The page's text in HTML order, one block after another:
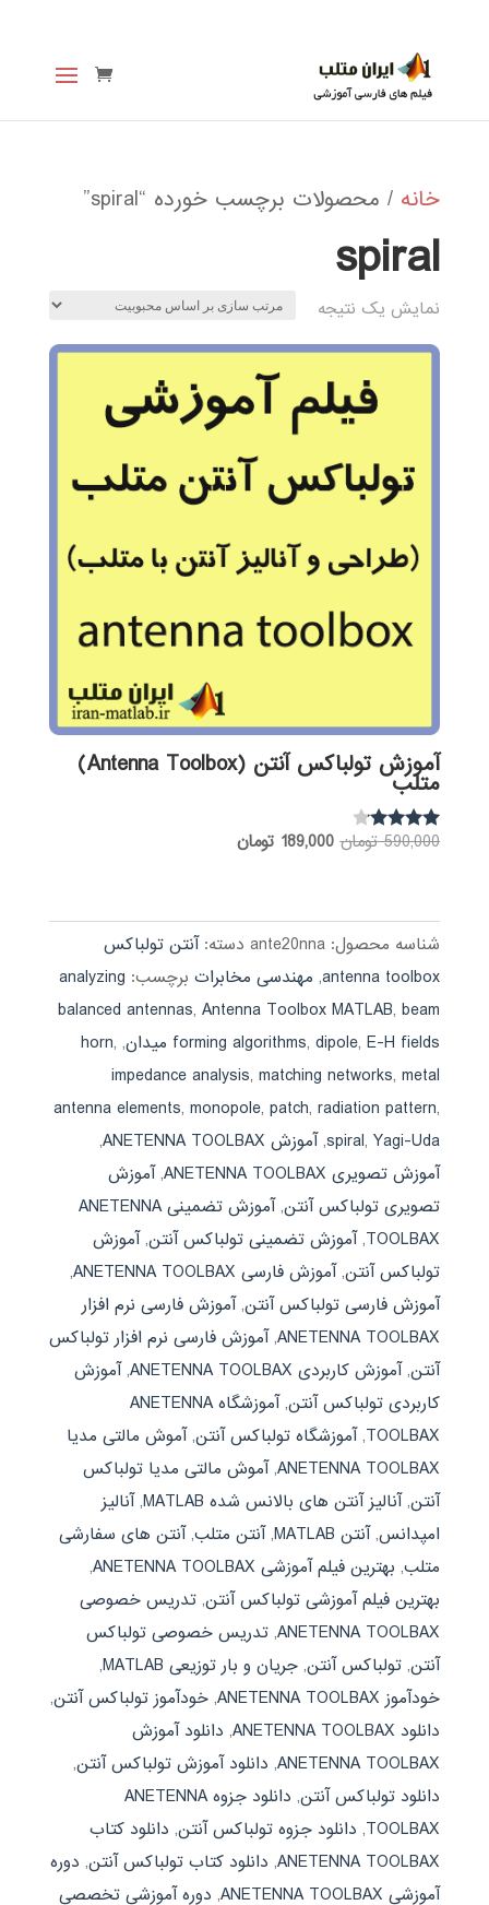
خانه / محصولات برچسب خورده “spiral”
spiral
نمایش یک نتیجه
آموزش تولباکس آنتن (Antenna Toolbox)
متلب
نمره
590,000 تومان قیمت
بود.
189,000 تومانقیمت
شناسه محصول: ante20nna دسته:آنتن تولباکس
antenna toolbox
, مهندسی مخابرات برچسب: analyzing
balanced antennas,Antenna Toolbox MATLAB,beam
forming algorithms,dipole,E-H fields میدان ,
horn,
impedance analysis,matching networks,metal
antenna elements,monopole,patch,radiation pattern,
spiral,Yagi-Uda
,آموزش ANETENNA TOOLBAX
,
آموزش تصویری ANETENNA TOOLBAX
,آموزش
تصویری تولباکس آنتن,
آموزش تضمینی ANETENNA
TOOLBAX
,آموزش تضمینی تولباکس آنتن,آموزش
تولباکس آنتن,آموزش فارسی ANETENNA TOOLBAX
,
آموزش فارسی تولباکس آنتن,آموزش فارسی نرم افزار
ANETENNA TOOLBAX
,آموزش فارسی نرم افزار تولباکس
آنتن,آموزش کاربردی ANETENNA TOOLBAX ,آموزش
کاربردی تولباکس آنتن,
آموزشگاه ANETENNA
TOOLBAX
,آموزشگاه تولباکس آنتن,آموش مالتی مدیا
ANETENNA TOOLBAX
,آموش مالتی مدیا تولباکس
آنتن,آنالیز آنتن های بالانس شده MATLAB ,آنالیز
امپدانس,آنتن MATLAB ,آنتن متلب,آنتن های سفارشی
متلب, بهترین فیلم آموزشی ANETENNA TOOLBAX
,
بهترین فیلم آموزشی تولباکس آنتن, تدریس خصوصی
ANETENNA TOOLBAX
, تدریس خصوصی تولباکس
آنتن, تولباکس آنتن, جریان و بار توزیعی MATLAB
,
خودآموز ANETENNA TOOLBAX
, خودآموز تولباکس آنتن,
دانلود ANETENNA TOOLBAX
, دانلود آموزش
ANETENNA TOOLBAX
, دانلود آموزش تولباکس آنتن,
دانلود تولباکس آنتن,
دانلود جزوه ANETENNA
TOOLBAX
, دانلود جزوه تولباکس آنتن, دانلود کتاب
ANETENNA TOOLBAX
, دانلود کتاب تولباکس آنتن, دوره
آموزشی ANETENNA TOOLBAX
, دوره آموزشی تخصصی